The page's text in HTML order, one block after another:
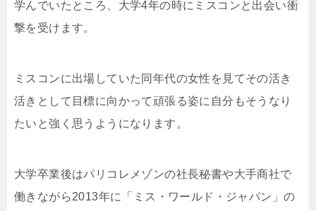
学んでいたところ、大学4年の時にミスコンと出会い衝
撃を受けます。
ミスコンに出場していた同年代の女性を見てその活き
活きとして目標に向かって頑張る姿に自分もそうなり
たいと強く思うようになります。
大学卒業後はパリコレメゾンの社長秘書や大手商社で
働きながら2013年に「ミス・ワールド・ジャパン」の